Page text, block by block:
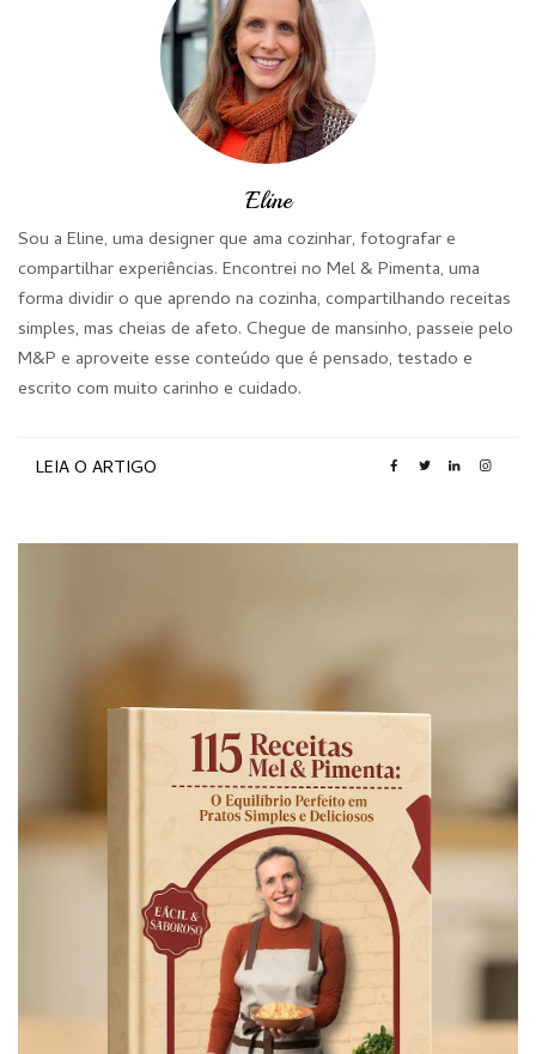
Eline
Sou a Eline, uma designer que ama cozinhar, fotografar e
compartilhar experiências. Encontrei no Mel & Pimenta, uma
forma dividir o que aprendo na cozinha, compartilhando receitas
simples, mas cheias de afeto. Chegue de mansinho, passeie pelo
M&P e aproveite esse conteúdo que é pensado, testado e
escrito com muito carinho e cuidado.
LEIA O ARTIGO